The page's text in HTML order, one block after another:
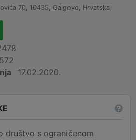
70, 10435, Galgovo, Hrvatska
17.02.2020.
društvo s ograničenom